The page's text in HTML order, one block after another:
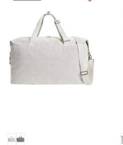
Deze
gekozen
worden
op
de
productpagina